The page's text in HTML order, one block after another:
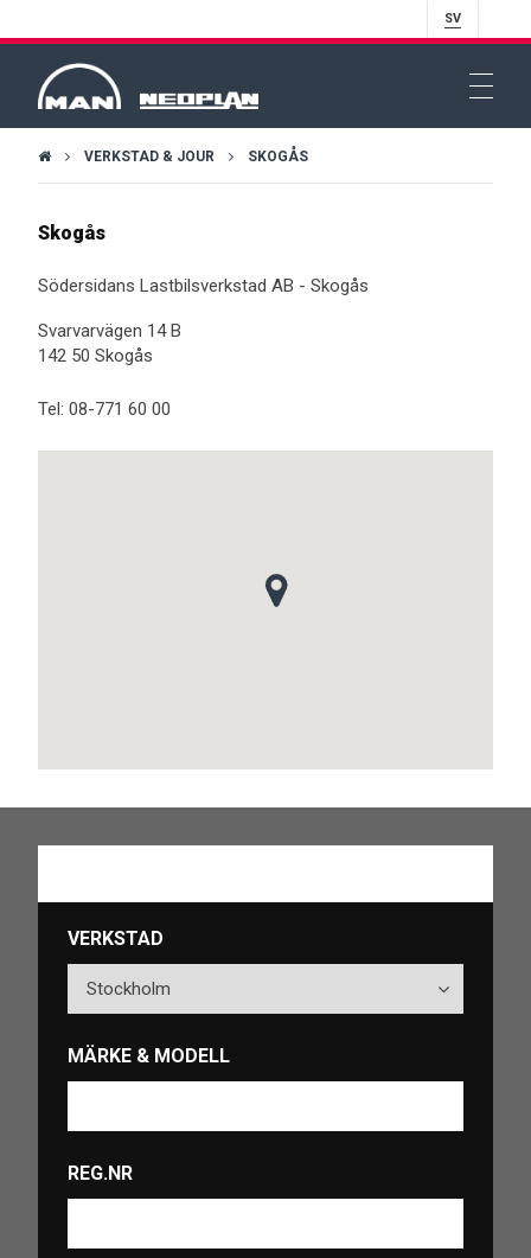
SV
VERKSTAD & JOUR SKOGÅS
Skogås
Södersidans Lastbilsverkstad AB - Skogås
Svarvarvägen 14 B
142 50 Skogås
Tel: 08-771 60 00
VERKSTAD
MÄRKE & MODELL
REG.NR